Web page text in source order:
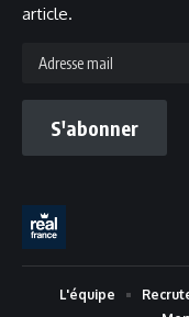
article.
mail
S'abonner
L'équipe